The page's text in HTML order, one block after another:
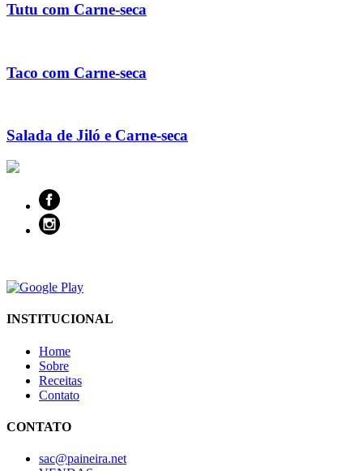
Tutu com Carne-seca
Taco com Carne-seca
Salada de Jiló e Carne-seca
INSTITUCIONAL
Home
Sobre
Receitas
Contato
CONTATO
sac@paineira.net